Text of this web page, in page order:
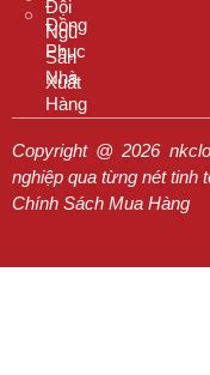
Đội
Ngũ
Sản
Xuất
Đồng
Phục
Nhà
Hàng
Copyright @ 2026
nghiệp qua từng nét tinh
Chính Sách Mua Hàng